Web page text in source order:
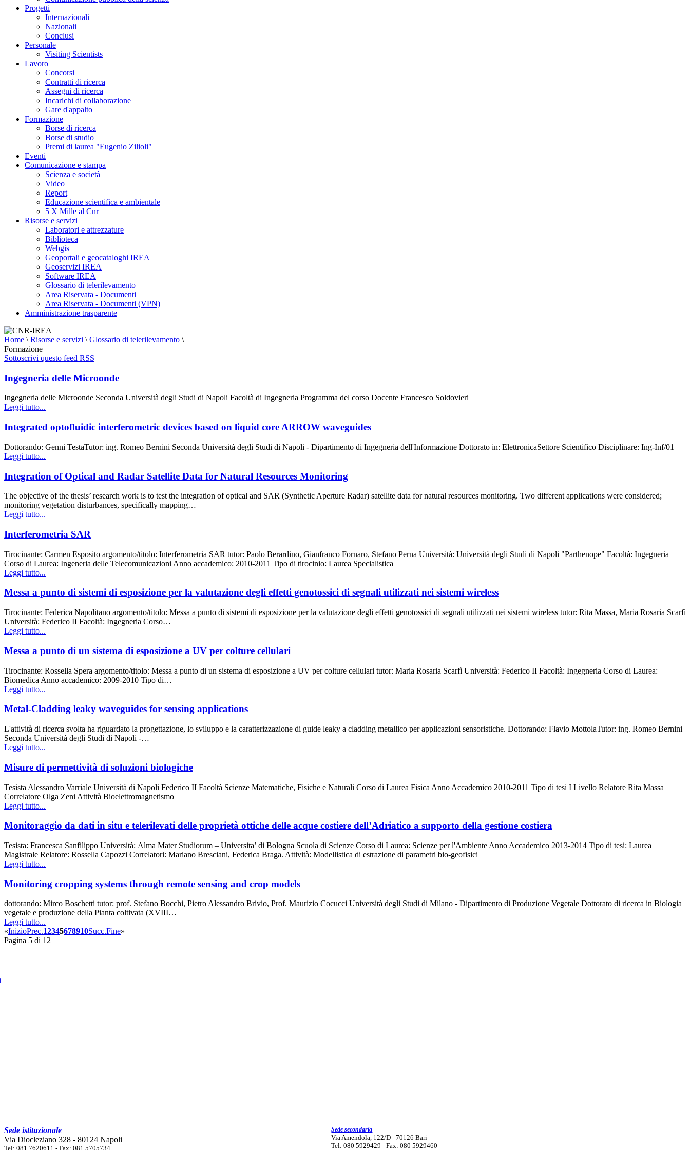
Progetti
Internazionali
Nazionali
Conclusi
Personale
Visiting Scientists
Lavoro
Concorsi
Contratti di ricerca
Assegni di ricerca
Incarichi di collaborazione
Gare d'appalto
Formazione
Borse di ricerca
Borse di studio
Premi di laurea "Eugenio Zilioli"
Eventi
Comunicazione e stampa
Scienza e società
Video
Report
Educazione scientifica e ambientale
5 X Mille al Cnr
Risorse e servizi
Laboratori e attrezzature
Biblioteca
Webgis
Geoportali e geocataloghi IREA
Geoservizi IREA
Software IREA
Glossario di telerilevamento
Area Riservata - Documenti
Area Riservata - Documenti (VPN)
Amministrazione trasparente
Home \ Risorse e servizi \ Glossario di telerilevamento \
Formazione
Sottoscrivi questo feed RSS
Ingegneria delle Microonde
Ingegneria delle Microonde Seconda Università degli Studi di Napoli Facoltà di Ingegneria Programma del corso Docente Francesco Soldovieri
Leggi tutto...
Integrated optofluidic interferometric devices based on liquid core ARROW waveguides
Dottorando: Genni TestaTutor: ing. Romeo Bernini Seconda Università degli Studi di Napoli - Dipartimento di Ingegneria dell'Informazione Dottorato in: ElettronicaSettore Scientifico Disciplinare: Ing-Inf/01
Leggi tutto...
Integration of Optical and Radar Satellite Data for Natural Resources Monitoring
The objective of the thesis’ research work is to test the integration of optical and SAR (Synthetic Aperture Radar) satellite data for natural resources monitoring. Two different applications were considered;
monitoring vegetation disturbances, specifically mapping…
Leggi tutto...
Interferometria SAR
Tirocinante: Carmen Esposito argomento/titolo: Interferometria SAR tutor: Paolo Berardino, Gianfranco Fornaro, Stefano Perna Università: Università degli Studi di Napoli "Parthenope" Facoltà: Ingegneria
Corso di Laurea: Ingeneria delle Telecomunicazioni Anno accademico: 2010-2011 Tipo di tirocinio: Laurea Specialistica
Leggi tutto...
Messa a punto di sistemi di esposizione per la valutazione degli effetti genotossici di segnali utilizzati nei sistemi wireless
Tirocinante: Federica Napolitano argomento/titolo: Messa a punto di sistemi di esposizione per la valutazione degli effetti genotossici di segnali utilizzati nei sistemi wireless tutor: Rita Massa, Maria Rosaria Scarfì
Università: Federico II Facoltà: Ingegneria Corso…
Leggi tutto...
Messa a punto di un sistema di esposizione a UV per colture cellulari
Tirocinante: Rossella Spera argomento/titolo: Messa a punto di un sistema di esposizione a UV per colture cellulari tutor: Maria Rosaria Scarfì Università: Federico II Facoltà: Ingegneria Corso di Laurea:
Biomedica Anno accademico: 2009-2010 Tipo di…
Leggi tutto...
Metal-Cladding leaky waveguides for sensing applications
L'attività di ricerca svolta ha riguardato la progettazione, lo sviluppo e la caratterizzazione di guide leaky a cladding metallico per applicazioni sensoristiche. Dottorando: Flavio MottolaTutor: ing. Romeo Bernini
Seconda Università degli Studi di Napoli -…
Leggi tutto...
Misure di permettività di soluzioni biologiche
Tesista Alessandro Varriale Università di Napoli Federico II Facoltà Scienze Matematiche, Fisiche e Naturali Corso di Laurea Fisica Anno Accademico 2010-2011 Tipo di tesi I Livello Relatore Rita Massa
Correlatore Olga Zeni Attività Bioelettromagnetismo
Leggi tutto...
Monitoraggio da dati in situ e telerilevati delle proprietà ottiche delle acque costiere dell’Adriatico a supporto della gestione costiera
Tesista: Francesca Sanfilippo Università: Alma Mater Studiorum – Universita’ di Bologna Scuola di Scienze Corso di Laurea: Scienze per l'Ambiente Anno Accademico 2013-2014 Tipo di tesi: Laurea
Magistrale Relatore: Rossella Capozzi Correlatori: Mariano Bresciani, Federica Braga. Attività: Modellistica di estrazione di parametri bio-geofisici
Leggi tutto...
Monitoring cropping systems through remote sensing and crop models
dottorando: Mirco Boschetti tutor: prof. Stefano Bocchi, Pietro Alessandro Brivio, Prof. Maurizio Cocucci Università degli Studi di Milano - Dipartimento di Produzione Vegetale Dottorato di ricerca in Biologia
vegetale e produzione della Pianta coltivata (XVIII…
Leggi tutto...
«InizioPrec.12345678910Succ.Fine»
Pagina 5 di 12
Sede istituzionale
Via Diocleziano 328 - 80124 Napoli
Tel: 081 7620611 - Fax: 081 5705734
Sede secondaria
Via Amendola, 122/D - 70126 Bari
Tel: 080 5929429 - Fax: 080 5929460